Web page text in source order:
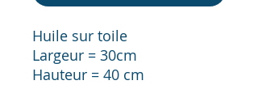
Huile sur toile
Largeur = 30cm
Hauteur = 40 cm